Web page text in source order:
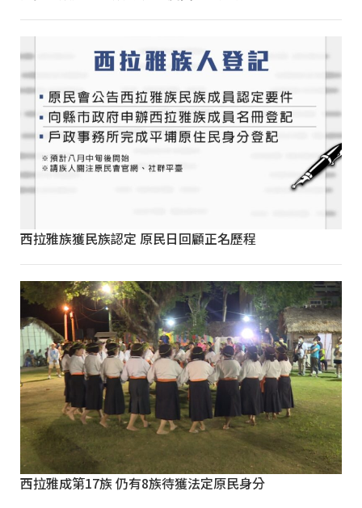
西拉雅族獲民族認定 原民日回顧正名歷程
西拉雅成第17族 仍有8族待獲法定原民身分